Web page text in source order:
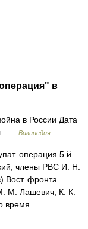
в
в России Дата
…
Википедия
операция 5 й
члены РВС И. Н.
Вост. фронта
M. Лашевич, К. К.
время… …